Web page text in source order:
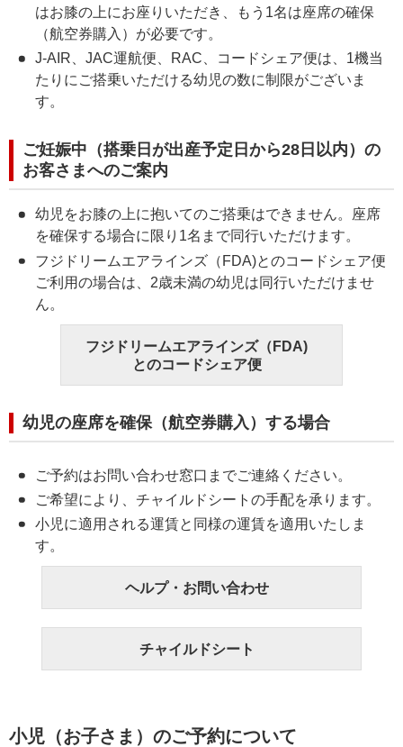
はお膝の上にお座りいただき、もう1名は座席の確保
（航空券購入）が必要です。
J-AIR、JAC運航便、RAC、コードシェア便は、1機当
たりにご搭乗いただける幼児の数に制限がございま
す。
ご妊娠中（搭乗日が出産予定日から28日以内）の
お客さまへのご案内
幼児をお膝の上に抱いてのご搭乗はできません。座席
を確保する場合に限り1名まで同行いただけます。
フジドリームエアラインズ（FDA)とのコードシェア便
ご利用の場合は、2歳未満の幼児は同行いただけませ
ん。
フジドリームエアラインズ（FDA)
とのコードシェア便
幼児の座席を確保（航空券購入）する場合
ご予約はお問い合わせ窓口までご連絡ください。
ご希望により、チャイルドシートの手配を承ります。
小児に適用される運賃と同様の運賃を適用いたしま
す。
ヘルプ・お問い合わせ
チャイルドシート
小児（お子さま）のご予約について